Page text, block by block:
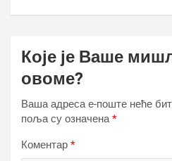
Које је Ваше
овоме?
Ваша адреса е-поште неће
поља су означена*
Коментар *